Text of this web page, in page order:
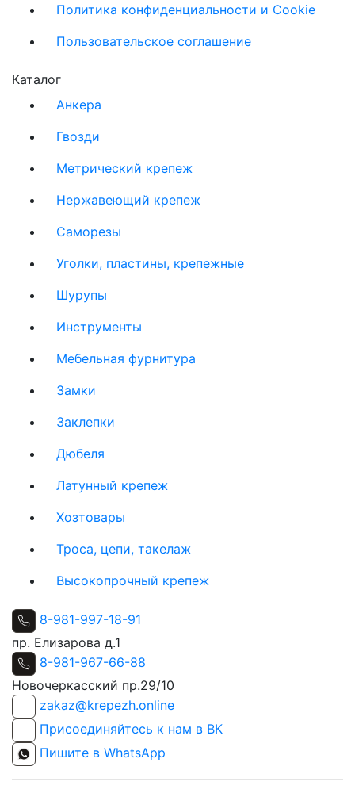
Политика конфиденциальности и Cookie
Пользовательское соглашение
Каталог
Анкера
Гвозди
Метрический крепеж
Нержавеющий крепеж
Саморезы
Уголки, пластины, крепежные
Шурупы
Инструменты
Мебельная фурнитура
Замки
Заклепки
Дюбеля
Латунный крепеж
Хозтовары
Троса, цепи, такелаж
Высокопрочный крепеж
8-981-997-18-91
пр. Елизарова д.1
8-981-967-66-88
Новочеркасский пр.29/10
zakaz@krepezh.online
Присоединяйтесь к нам в ВК
Пишите в WhatsApp